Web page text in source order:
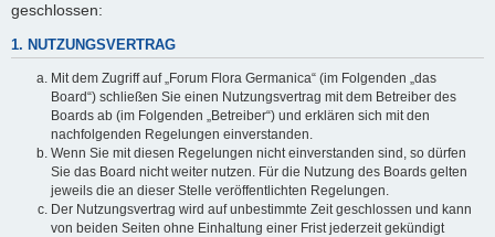
geschlossen:
1. NUTZUNGSVERTRAG
Mit dem Zugriff auf „Forum Flora Germanica“ (im Folgenden „das
Board“) schließen Sie einen Nutzungsvertrag mit dem Betreiber des
Boards ab (im Folgenden „Betreiber“) und erklären sich mit den
nachfolgenden Regelungen einverstanden.
Wenn Sie mit diesen Regelungen nicht einverstanden sind, so dürfen
Sie das Board nicht weiter nutzen. Für die Nutzung des Boards gelten
jeweils die an dieser Stelle veröffentlichten Regelungen.
Der Nutzungsvertrag wird auf unbestimmte Zeit geschlossen und kann
von beiden Seiten ohne Einhaltung einer Frist jederzeit gekündigt